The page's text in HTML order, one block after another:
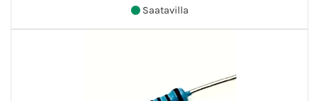
Saatavilla